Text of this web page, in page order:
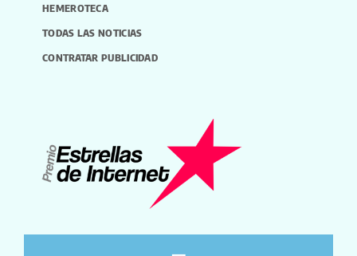
HEMEROTECA
TODAS LAS NOTICIAS
CONTRATAR PUBLICIDAD